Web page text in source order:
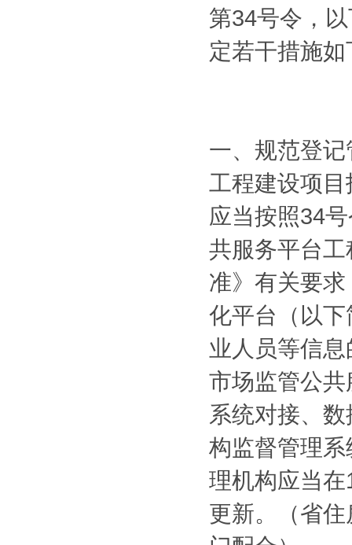
第34号令，
定若干措施如
一、规范登记
工程建设项目
应当按照34
共服务平台
准》有关要
化平台（以下
业人员等信
市场监管公
系统对接、
构监督管理
理机构应当
更新。（省